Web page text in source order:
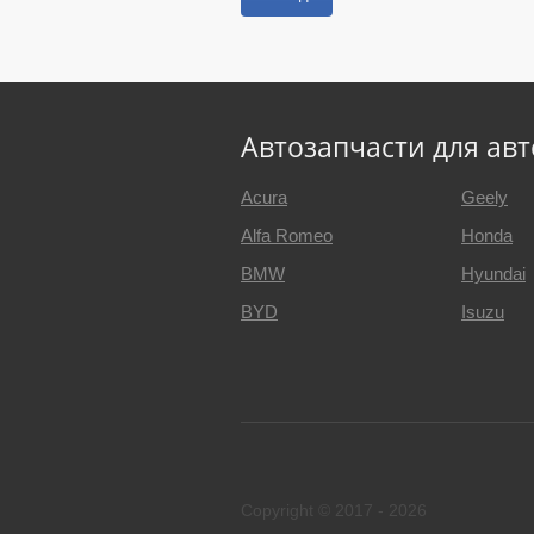
Автозапчасти для
Acura
Alfa Romeo
BMW
BYD
Geely
Honda
Hyundai
Isuzu
Copyright © 2017 - 2026